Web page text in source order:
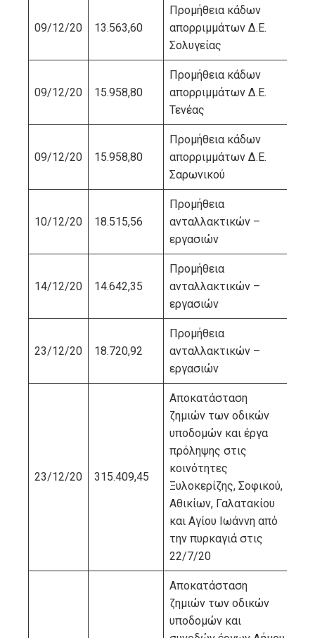
09/12/20 13.563,60
Προμήθεια κάδων
απορριμμάτων Δ.Ε.
Σολυγείας
09/12/20 15.958,80
Προμήθεια κάδων
απορριμμάτων Δ.Ε.
Τενέας
09/12/20 15.958,80
Προμήθεια κάδων
απορριμμάτων Δ.Ε.
Σαρωνικού
10/12/20 18.515,56
Προμήθεια
ανταλλακτικών –
εργασιών
14/12/20 14.642,35
Προμήθεια
ανταλλακτικών –
εργασιών
23/12/20 18.720,92
Προμήθεια
ανταλλακτικών –
εργασιών
23/12/20 315.409,45
Αποκατάσταση
ζημιών των οδικών
υποδομών και έργα
πρόληψης στις
κοινότητες
Ξυλοκερίζης, Σοφικού,
Αθικίων, Γαλατακίου
και Αγίου Ιωάννη από
την πυρκαγιά στις
22/7/20
Αποκατάσταση
ζημιών των οδικών
υποδομών και